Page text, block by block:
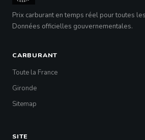
Prix carburant en temps réel pour toutes
Données officielles gouvernementales.
CARBURANT
Toute la France
Gironde
Sitemap
SITE